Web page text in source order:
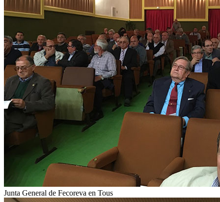
Junta General de Fecoreva en Tous